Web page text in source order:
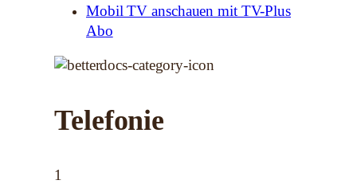
Mobil TV anschauen mit TV-Plus
Abo
Telefonie
1